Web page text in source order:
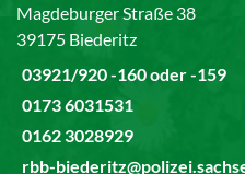
Magdeburger Straße 38
39175 Biederitz
03921/920 -160 oder -159
0173 6031531
0162 3028929
rbb-